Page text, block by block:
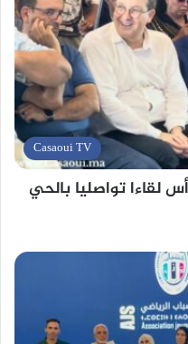
Casaoui TV
تواصليا بالحي